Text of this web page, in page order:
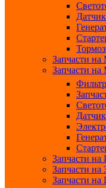
Запчасти
Запчасти
Запчасти
Запчасти
Запчасти на